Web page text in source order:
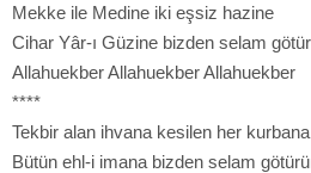
Mekke ile Medine iki eşsiz hazine
Cihar Yâr-ı Güzine bizden selam
Allahuekber Allahuekber Allahuekber
****
Tekbir alan ihvana kesilen her kurbana
Bütün ehl-i imana bizden selam